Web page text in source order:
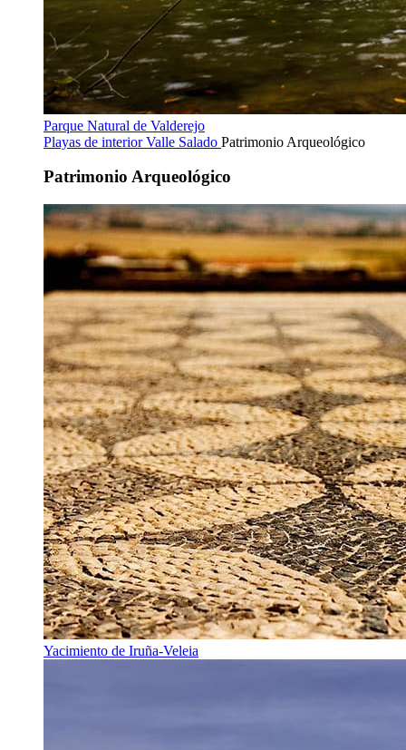
Parque Natural de Valderejo
Playas de interiorValle Salado Patrimonio Arqueológico
Patrimonio Arqueológico
Yacimiento de Iruña-Veleia